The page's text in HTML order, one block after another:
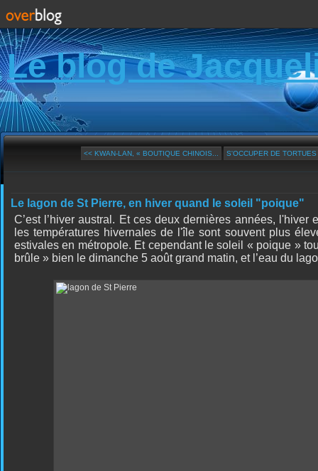
Le blog de
<< KWAN-LAN, « BOUTIQUE CHINOIS... S'OCCUPER DE
Le lagon de St Pierre, en hiver quand le soleil "poique"
C’est l’hiver austral. Et ces deux dernières années, l'hiver
les températures hivernales de l'île sont souvent plus
estivales en métropole. Et cependant le soleil « poique »
brûle » bien le dimanche 5 août grand matin, et l’eau du